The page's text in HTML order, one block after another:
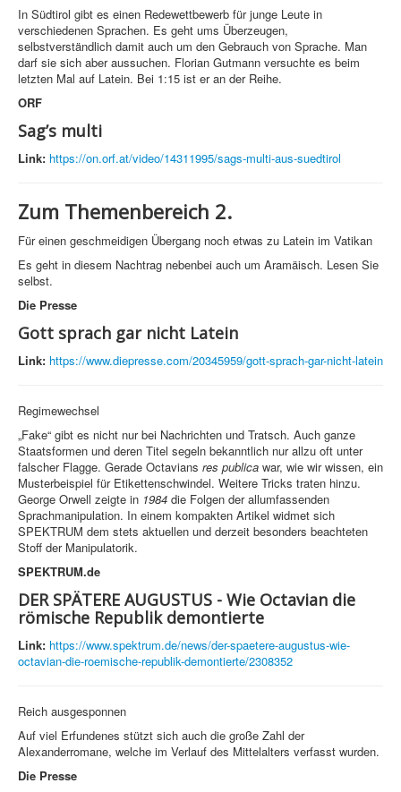
In Südtirol gibt es einen Redewettbewerb für junge Leute in
verschiedenen Sprachen. Es geht ums Überzeugen,
selbstverständlich damit auch um den Gebrauch von Sprache. Man
darf sie sich aber aussuchen. Florian Gutmann versuchte es beim
letzten Mal auf Latein. Bei 1:15 ist er an der Reihe.
ORF
Sag’s multi
Link: https://on.orf.at/video/14311995/sags-multi-aus-suedtirol
Zum Themenbereich 2.
Für einen geschmeidigen Übergang noch etwas zu Latein im Vatikan
Es geht in diesem Nachtrag nebenbei auch um Aramäisch. Lesen Sie
selbst.
Die Presse
Gott sprach gar nicht Latein
Link: https://www.diepresse.com/20345959/gott-sprach-gar-nicht-latein
Regimewechsel
„Fake“ gibt es nicht nur bei Nachrichten und Tratsch. Auch ganze
Staatsformen und deren Titel segeln bekanntlich nur allzu oft unter
falscher Flagge. Gerade Octavians res publica war, wie wir wissen, ein
Musterbeispiel für Etikettenschwindel. Weitere Tricks traten hinzu.
George Orwell zeigte in 1984 die Folgen der allumfassenden
Sprachmanipulation. In einem kompakten Artikel widmet sich
SPEKTRUM dem stets aktuellen und derzeit besonders beachteten
Stoff der Manipulatorik.
SPEKTRUM.de
DER SPÄTERE AUGUSTUS - Wie Octavian die
römische Republik demontierte
Link: https://www.spektrum.de/news/der-spaetere-augustus-wie-
octavian-die-roemische-republik-demontierte/2308352
Reich ausgesponnen
Auf viel Erfundenes stützt sich auch die große Zahl der
Alexanderromane, welche im Verlauf des Mittelalters verfasst wurden.
Die Presse